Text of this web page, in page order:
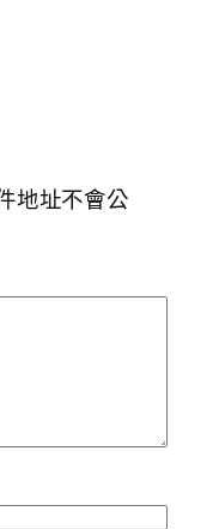
地址不會公